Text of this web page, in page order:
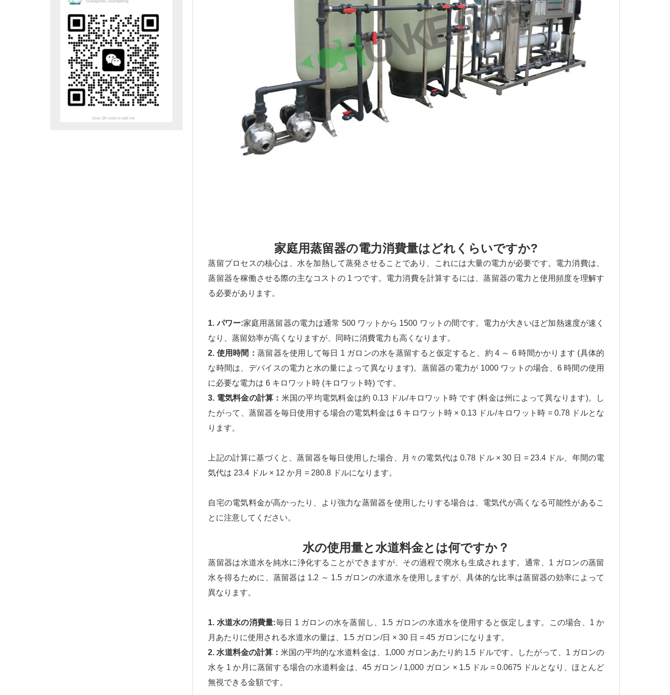
家庭用蒸留器の電力消費量はどれくらいですか?
蒸留プロセスの核心は、水を加熱して蒸発させることであり、これには大量の電力が必要です。電力消費は、
蒸留器を稼働させる際の主なコストの 1 つです。電力消費を計算するには、蒸留器の電力と使用頻度を理解す
る必要があります。
1. パワー:家庭用蒸留器の電力は通常 500 ワットから 1500 ワットの間です。電力が大きいほど加熱速度が速く
なり、蒸留効率が高くなりますが、同時に消費電力も高くなります。
2. 使用時間： 蒸留器を使用して毎日 1 ガロンの水を蒸留すると仮定すると、約 4 ～ 6 時間かかります (具体的
な時間は、デバイスの電力と水の量によって異なります)。蒸留器の電力が 1000 ワットの場合、6 時間の使用
に必要な電力は 6 キロワット時 (キロワット時) です。
3. 電気料金の計算： 米国の平均電気料金は約 0.13 ドル/キロワット時 です (料金は州によって異なります)。し
たがって、蒸留器を毎日使用する場合の電気料金は 6 キロワット時 × 0.13 ドル/キロワット時 = 0.78 ドルとな
ります。
上記の計算に基づくと、蒸留器を毎日使用した場合、月々の電気代は 0.78 ドル × 30 日 = 23.4 ドル、年間の電
気代は 23.4 ドル × 12 か月 = 280.8 ドルになります。
自宅の電気料金が高かったり、より強力な蒸留器を使用したりする場合は、電気代が高くなる可能性があるこ
とに注意してください。
水の使用量と水道料金とは何ですか？
蒸留器は水道水を純水に浄化することができますが、その過程で廃水も生成されます。通常、1 ガロンの蒸留
水を得るために、蒸留器は 1.2 ～ 1.5 ガロンの水道水を使用しますが、具体的な比率は蒸留器の効率によって
異なります。
1. 水道水の消費量:毎日 1 ガロンの水を蒸留し、1.5 ガロンの水道水を使用すると仮定します。この場合、1 か
月あたりに使用される水道水の量は、1.5 ガロン/日 × 30 日 = 45 ガロンになります。
2. 水道料金の計算： 米国の平均的な水道料金は、1,000 ガロンあたり約 1.5 ドルです。したがって、1 ガロンの
水を 1 か月に蒸留する場合の水道料金は、45 ガロン / 1,000 ガロン × 1.5 ドル = 0.0675 ドルとなり、ほとんど
無視できる金額です。